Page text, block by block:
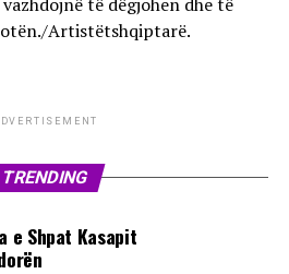
Artistëtshqiptarë.
TRENDING
e Shpat Kasapit